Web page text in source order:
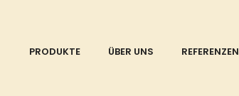
PRODUKTE ÜBER UNS REFERENZEN